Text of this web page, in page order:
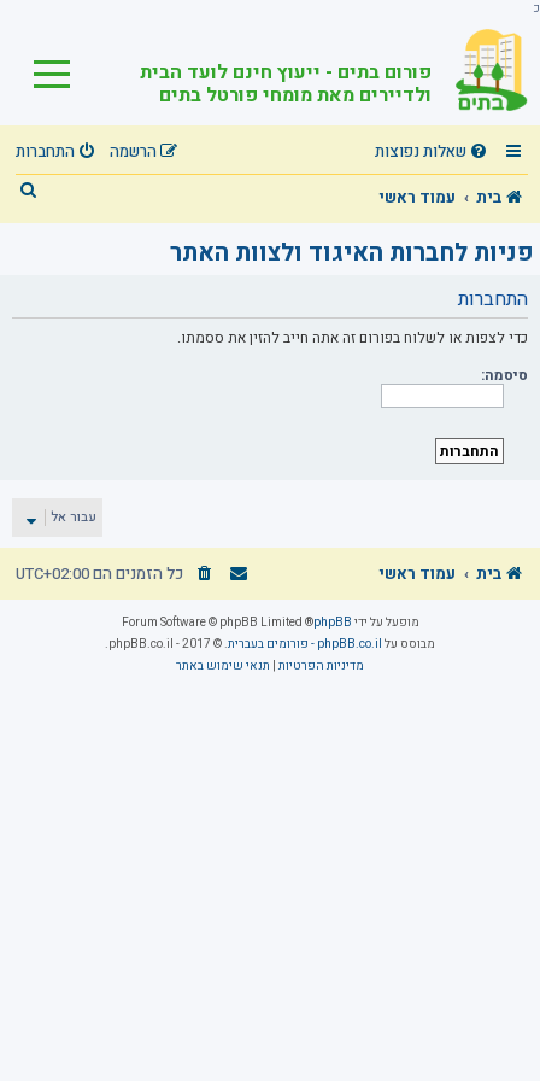
כ
פורום בתים - ייעוץ חינם לועד הבית
ולדיירים מאת מומחי פורטל בתים
שאלות נפוצות התחברות
הרשמה
בית
עמוד ראשי
י
פניות לחברות האיגוד ולצוות האתר
התחברות
כדי לצפות או לשלוח בפורום זה אתה חייב להזין את ססמתו.
סיסמה:
עבור אל
בית עמוד ראשי כל הזמנים הםUTC+02:00
מופעל על ידי phpBB
® Forum Software © phpBB Limited
מבוסס על phpBB.co.il - פורומים בעברית
. © 2017 - phpBB.co.il.
מדיניות הפרטיות תנאי שימוש באתר